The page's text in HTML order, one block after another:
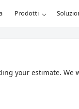
Prodotti
your estimate.